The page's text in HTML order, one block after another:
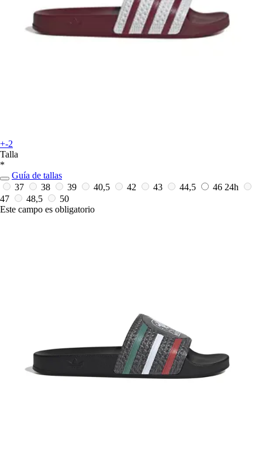
+-2
Talla
*
Guía de tallas
37
38 39 40,5 42 43 44,5 46 24h
47
48,5
50
Este campo es obligatorio